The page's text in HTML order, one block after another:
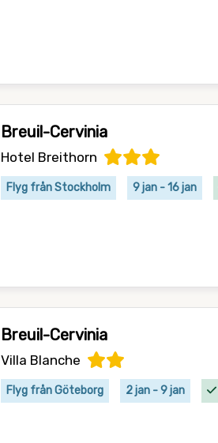
Breuil-Cervinia
Hotel Breithorn
Flyg från Stockholm 9 jan - 16 jan
Breuil-Cervinia
Villa Blanche
Flyg från Göteborg 2 jan - 9 jan